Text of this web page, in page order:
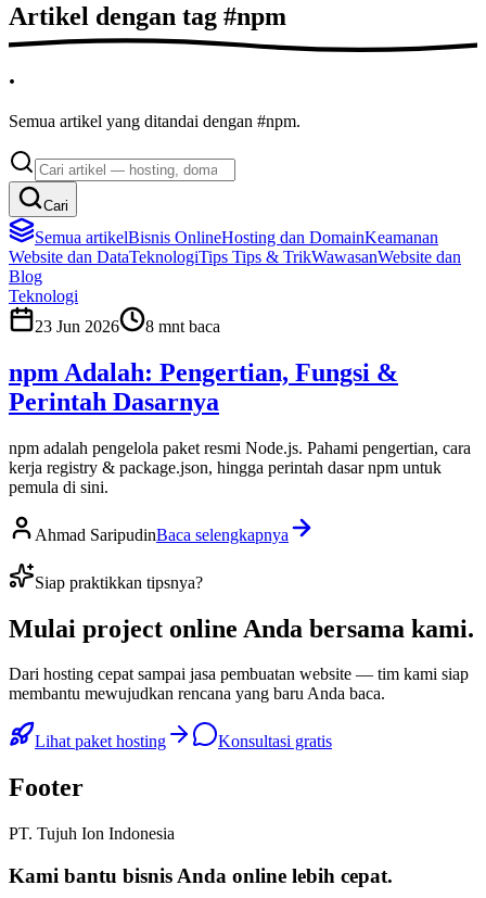
Artikel dengan tag #npm
.
Semua artikel yang ditandai dengan #npm.
Cari
Semua artikelBisnis OnlineHosting dan DomainKeamanan
Website dan DataTeknologiTips Tips & TrikWawasanWebsite dan
Blog
Teknologi
23 Jun 2026
8 mnt baca
npm Adalah: Pengertian, Fungsi &
Perintah Dasarnya
npm adalah pengelola paket resmi Node.js. Pahami pengertian, cara
kerja registry & package.json, hingga perintah dasar npm untuk
pemula di sini.
Ahmad SaripudinBaca selengkapnya
Siap praktikkan tipsnya?
Mulai project online Anda bersama kami.
Dari hosting cepat sampai jasa pembuatan website — tim kami siap
membantu mewujudkan rencana yang baru Anda baca.
Lihat paket hosting Konsultasi gratis
Footer
PT. Tujuh Ion Indonesia
Kami bantu bisnis Anda online lebih cepat.